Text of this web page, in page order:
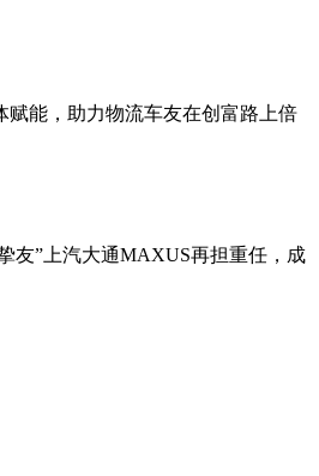
赋能，助力物流车友在创富路上倍
友”上汽大通MAXUS再担重任，成